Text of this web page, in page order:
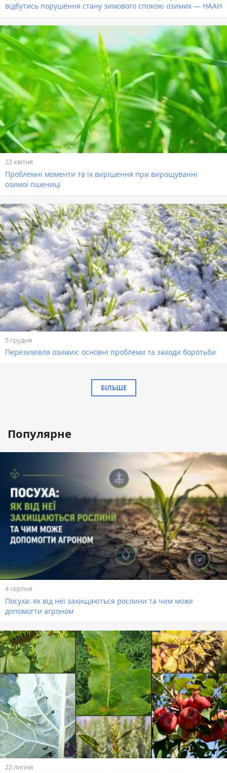
відбутись порушення стану зимового спокою озимих — НААН
22 квітня
Проблемні моменти та їх вирішення при вирощуванні
озимої пшениці
5 грудня
Перезимівля озимих: основні проблеми та заходи боротьби
БІЛЬШЕ
Популярне
4 серпня
Посуха: як від неї захищаються рослини та чим може
допомогти агроном
22 липня